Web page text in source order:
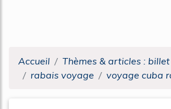
Accueil
Thèmes & articles :
rabais voyage
voyage cuba